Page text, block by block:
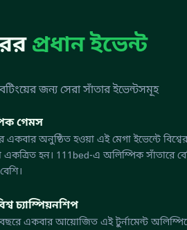
প্রধান ইভেন্ট
জন্য সেরা সাঁতার ইভেন্টসমূহ
গেমস
একবার অনুষ্ঠিত হওয়া এই মেগা ইভেন্টে
একত্রিত হন। 111bed-এ অলিম্পিক সাঁতারে
চ্যাম্পিয়নশিপ
বছরে একবার আয়োজিত এই টুর্নামেন্ট